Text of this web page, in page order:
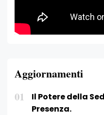
Aggiornamenti
01
Il Potere della
Presenza.